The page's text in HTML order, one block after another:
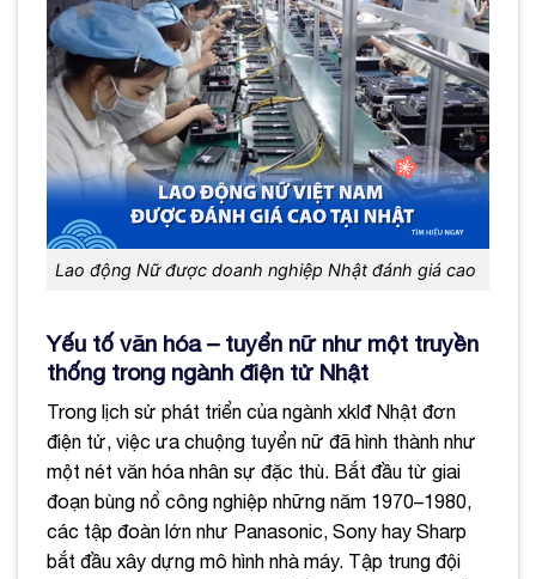
Lao động Nữ được doanh nghiệp Nhật đánh giá cao
Yếu tố văn hóa – tuyển nữ như một truyền
thống trong ngành điện tử Nhật
Trong lịch sử phát triển của ngành xklđ Nhật đơn
điện tử, việc ưa chuộng tuyển nữ đã hình thành như
một nét văn hóa nhân sự đặc thù. Bắt đầu từ giai
đoạn bùng nổ công nghiệp những năm 1970–1980,
các tập đoàn lớn như Panasonic, Sony hay Sharp
bắt đầu xây dựng mô hình nhà máy. Tập trung đội